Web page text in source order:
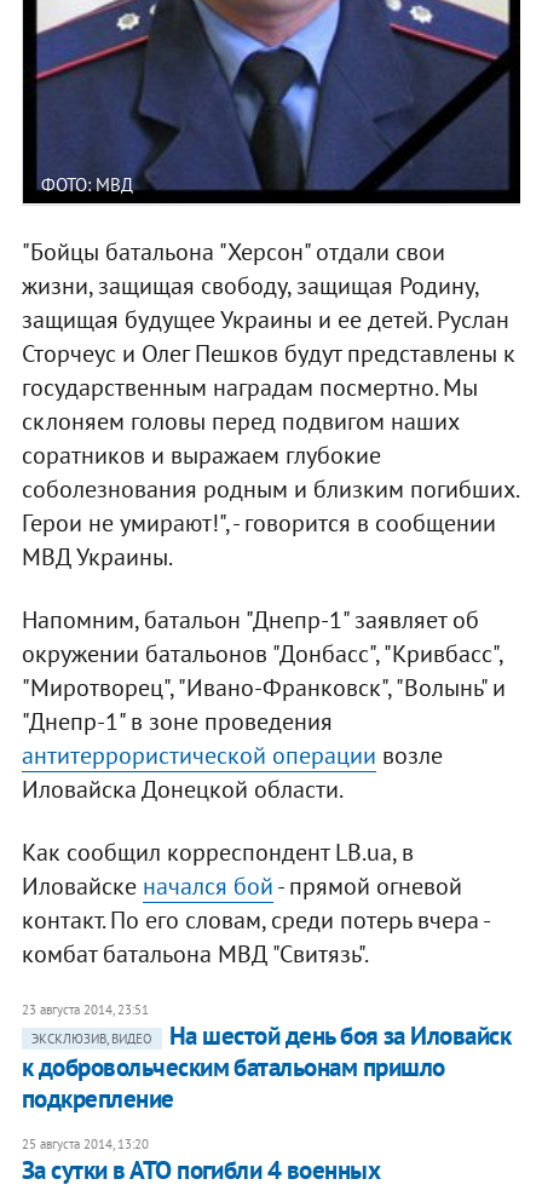
ФОТО: МВД
"Бойцы батальона "Херсон" отдали свои
жизни, защищая свободу, защищая Родину,
защищая будущее Украины и ее детей. Руслан
Сторчеус и Олег Пешков будут представлены к
государственным наградам посмертно. Мы
склоняем головы перед подвигом наших
соратников и выражаем глубокие
соболезнования родным и близким погибших.
Герои не умирают!", - говорится в сообщении
МВД Украины.
Напомним, батальон "Днепр-1" заявляет об
окружении батальонов "Донбасс", "Кривбасс",
"Миротворец", "Ивано-Франковск", "Волынь" и
"Днепр-1" в зоне проведения
антитеррористической операции возле
Иловайска Донецкой области.
Как сообщил корреспондент LB.ua, в
Иловайске начался бой- прямой огневой
контакт. По его словам, среди потерь вчера -
комбат батальона МВД "Свитязь".
23 августа 2014, 23:51
ЭКСКЛЮЗИВ, ВИДЕО
На шестой день боя за Иловайск
к добровольческим батальонам пришло
подкрепление
25 августа 2014, 13:20
За сутки в АТО погибли 4 военных